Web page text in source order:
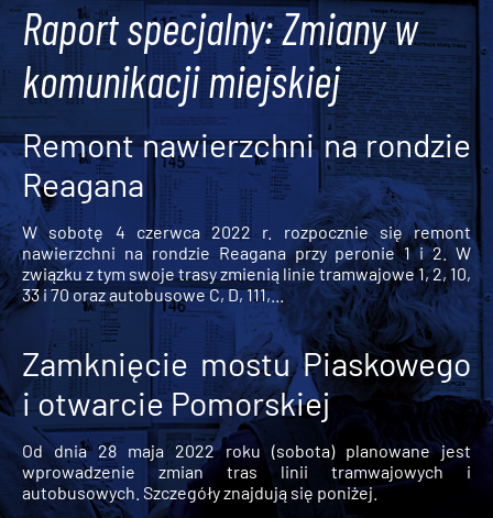
Raport specjalny: Zmiany w
komunikacji miejskiej
Remont nawierzchni na rondzie
Reagana
W sobotę 4 czerwca 2022 r. rozpocznie się remont
nawierzchni na rondzie Reagana przy peronie 1 i 2. W
związku z tym swoje trasy zmienią linie tramwajowe 1, 2, 10,
33 i 70 oraz autobusowe C, D, 111,...
Zamknięcie mostu Piaskowego
i otwarcie Pomorskiej
Od dnia 28 maja 2022 roku (sobota) planowane jest
wprowadzenie zmian tras linii tramwajowych i
autobusowych. Szczegóły znajdują się poniżej.